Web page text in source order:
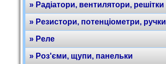
» Радіатори, вентилятори, решітки
» Резистори, потенціометри, ручки
» Реле
» Роз'єми, щупи, панельки